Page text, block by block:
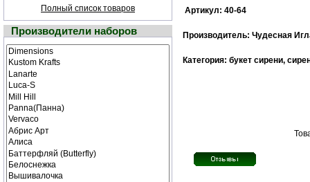
Полный список товаров
Производители наборов
Артикул: 40-64
Производитель: Чудесная
Категория: букет сирени,